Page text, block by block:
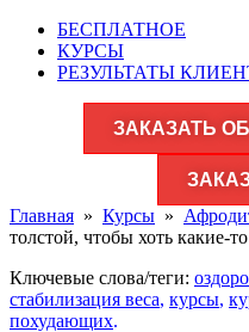
БЕСПЛАТНОЕ
КУРСЫ
РЕЗУЛЬТАТЫ
ЗАКАЗАТЬ
Главная » Курсы »
толстой, чтобы хоть какие-
Ключевые слова/теги:
стабилизация веса, курсы,
похудающих.